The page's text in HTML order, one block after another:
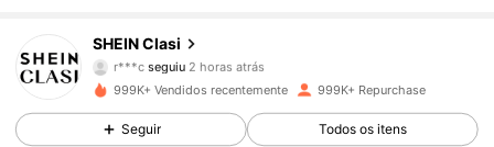
SHEIN Clasi
t***h está a navegar
4,84
823K Seguidores
999K+ Vendidos recentemente 999K+ Repurchase
Seguir Todos os itens